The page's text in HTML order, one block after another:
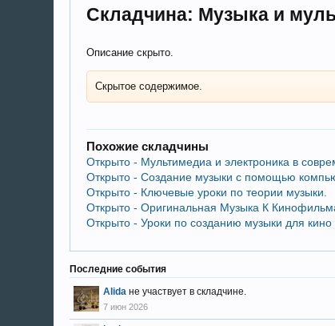
Складчина: Музыка и
Описание скрыто.
Скрытое содержимое.
Похожие складчины
Открыто - Мультимедиа и электроника в
Открыто - Создание музыки с помощью
Открыто - Ключевые уроки по теории музыки.
Открыто - Оригинальная Музыка К
Открыто - Уроки по созданию музыки для
Последние события
Alida не участвует в складчине.
7 июн 2026